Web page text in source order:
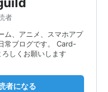
者
ム、アニメ、スマホアプ
常ブログです。 Card-
しくお願いします
者になる